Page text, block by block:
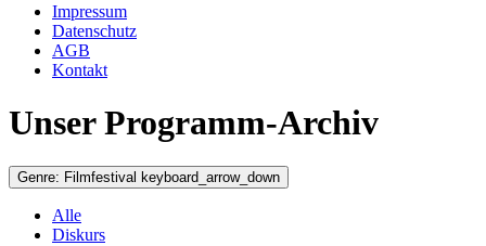
Impressum
Datenschutz
AGB
Kontakt
Unser Programm-Archiv
Genre: Filmfestival keyboard_arrow_down
Alle
Diskurs